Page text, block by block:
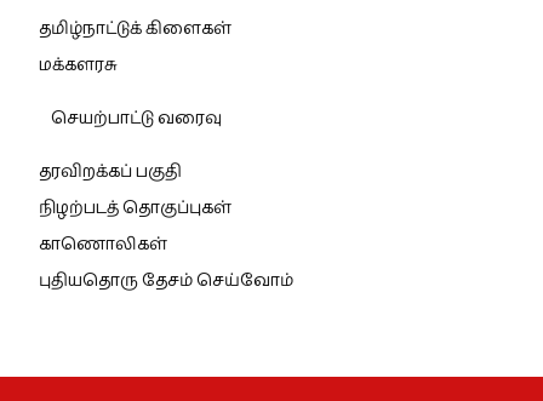
தமிழ்நாட்டுக் கிளைகள்
மக்களரசு
செயற்பாட்டு வரைவு
தரவிறக்கப் பகுதி
நிழற்படத் தொகுப்புகள்
காணொலிகள்
புதியதொரு தேசம் செய்வோம்